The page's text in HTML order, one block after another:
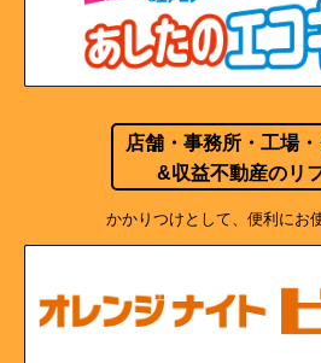
店舗・事務所・工場
&収益不動産のリ
かかりつけとして、便利にお